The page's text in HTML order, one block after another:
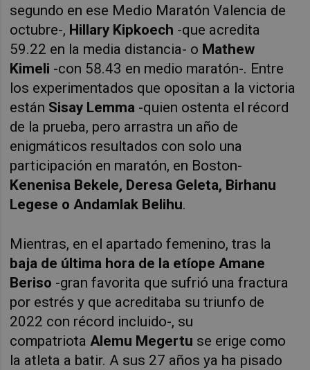
segundo en ese Medio Maratón Valencia de
octubre-, Hillary Kipkoech -que acredita
59.22 en la media distancia- o Mathew
Kimeli -con 58.43 en medio maratón-. Entre
los experimentados que opositan a la victoria
están Sisay Lemma -quien ostenta el récord
de la prueba, pero arrastra un año de
enigmáticos resultados con solo una
participación en maratón, en Boston-
Kenenisa Bekele, Deresa Geleta, Birhanu
Legese oAndamlak Belihu.
Mientras, en el apartado femenino, tras la
baja de última hora de la etíope Amane
Beriso -gran favorita que sufrió una fractura
por estrés y que acreditaba su triunfo de
2022 con récord incluido-, su
compatriotaAlemu Megertu se erige como
la atleta a batir. A sus 27 años ya ha pisado